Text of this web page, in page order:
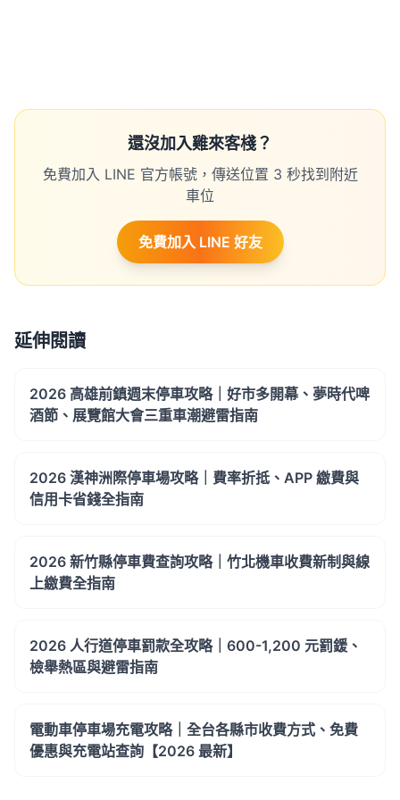
還沒加入雞來客棧？
免費加入 LINE 官方帳號，傳送位置 3 秒找到附近
車位
免費加入 LINE 好友
延伸閱讀
2026 高雄前鎮週末停車攻略｜好市多開幕、夢時代啤
酒節、展覽館大會三重車潮避雷指南
2026 漢神洲際停車場攻略｜費率折抵、APP 繳費與
信用卡省錢全指南
2026 新竹縣停車費查詢攻略｜竹北機車收費新制與線
上繳費全指南
2026 人行道停車罰款全攻略｜600-1,200 元罰鍰、
檢舉熱區與避雷指南
電動車停車場充電攻略｜全台各縣市收費方式、免費
優惠與充電站查詢【2026 最新】